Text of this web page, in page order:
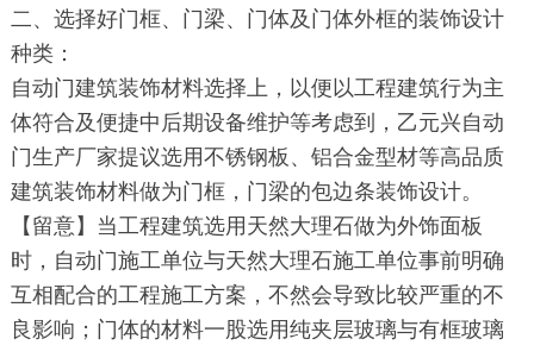
二、选择好门框、门梁、门体及门体外框的装饰设计
种类：
自动门建筑装饰材料选择上，以便以工程建筑行为主
体符合及便捷中后期设备维护等考虑到，乙元兴自动
门生产厂家提议选用不锈钢板、铝合金型材等高品质
建筑装饰材料做为门框，门梁的包边条装饰设计。
【留意】当工程建筑选用天然大理石做为外饰面板
时，自动门施工单位与天然大理石施工单位事前明确
互相配合的工程施工方案，不然会导致比较严重的不
良影响；门体的材料一股选用纯夹层玻璃与有框玻璃